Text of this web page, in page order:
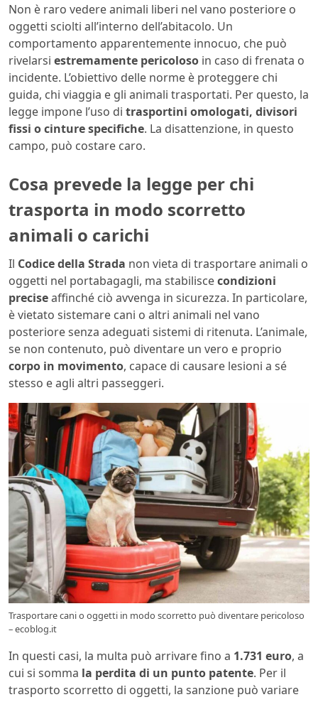
Non è raro vedere animali liberi nel vano posteriore o
oggetti sciolti all’interno dell’abitacolo. Un
comportamento apparentemente innocuo, che può
rivelarsi estremamente pericoloso in caso di frenata o
incidente. L’obiettivo delle norme è proteggere chi
guida, chi viaggia e gli animali trasportati. Per questo, la
legge impone l’uso di trasportini omologati, divisori
fissi o cinture specifiche. La disattenzione, in questo
campo, può costare caro.
Cosa prevede la legge per chi
trasporta in modo scorretto
animali o carichi
Il Codice della Strada non vieta di trasportare animali o
oggetti nel portabagagli, ma stabiliscecondizioni
preciseaffinché ciò avvenga in sicurezza. In particolare,
è vietato sistemare cani o altri animali nel vano
posteriore senza adeguati sistemi di ritenuta. L’animale,
se non contenuto, può diventare un vero e proprio
corpo in movimento, capace di causare lesioni a sé
stesso e agli altri passeggeri.
Trasportare cani o oggetti in modo scorretto può diventare pericoloso
– ecoblog.it
In questi casi, la multa può arrivare fino a 1.731 euro, a
cui si somma la perdita di un punto patente. Per il
trasporto scorretto di oggetti, la sanzione può variare